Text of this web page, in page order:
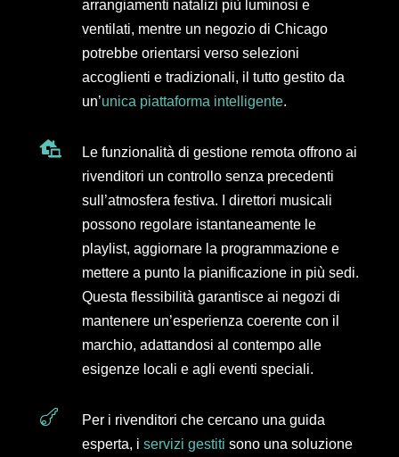
arrangiamenti natalizi più luminosi e
ventilati, mentre un negozio di Chicago
potrebbe orientarsi verso selezioni
accoglienti e tradizionali, il tutto gestito da
un’unica piattaforma intelligente.

Le funzionalità di gestione remota offrono ai
rivenditori un controllo senza precedenti
sull’atmosfera festiva. I direttori musicali
possono regolare istantaneamente le
playlist, aggiornare la programmazione e
mettere a punto la pianificazione in più sedi.
Questa flessibilità garantisce ai negozi di
mantenere un’esperienza coerente con il
marchio, adattandosi al contempo alle
esigenze locali e agli eventi speciali.

Per i rivenditori che cercano una guida
esperta, i servizi gestiti sono una soluzione